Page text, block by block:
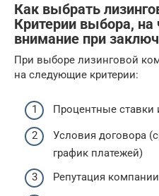
Как выбрать
Критерии выбора, на
внимание при
При выборе лизинговой
на следующие критерии:
Процентные ставки
Условия договора
график платежей)
Репутация